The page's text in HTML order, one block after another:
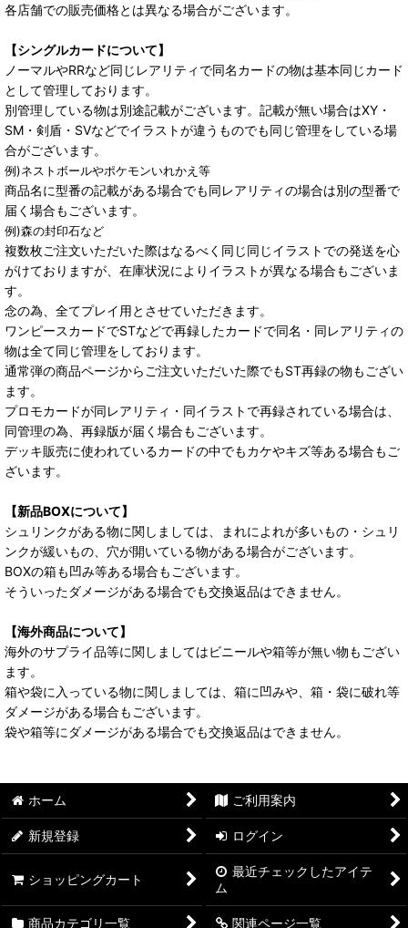
各店舗での販売価格とは異なる場合がございます。
【シングルカードについて】
ノーマルやRRなど同じレアリティで同名カードの物は基本同じカード
として管理しております。
別管理している物は別途記載がございます。記載が無い場合はXY・
SM・剣盾・SVなどでイラストが違うものでも同じ管理をしている場
合がございます。
例)ネストボールやポケモンいれかえ等
商品名に型番の記載がある場合でも同レアリティの場合は別の型番で
届く場合もございます。
例)森の封印石など
複数枚ご注文いただいた際はなるべく同じ同じイラストでの発送を心
がけておりますが、在庫状況によりイラストが異なる場合もございま
す。
念の為、全てプレイ用とさせていただきます。
ワンピースカードでSTなどで再録したカードで同名・同レアリティの
物は全て同じ管理をしております。
通常弾の商品ページからご注文いただいた際でもST再録の物もござい
ます。
プロモカードが同レアリティ・同イラストで再録されている場合は、
同管理の為、再録版が届く場合もございます。
デッキ販売に使われているカードの中でもカケやキズ等ある場合もご
ざいます。
【新品BOXについて】
シュリンクがある物に関しましては、まれによれが多いもの・シュリ
ンクが緩いもの、穴が開いている物がある場合がございます。
BOXの箱も凹み等ある場合もございます。
そういったダメージがある場合でも交換返品はできません。
【海外商品について】
海外のサプライ品等に関しましてはビニールや箱等が無い物もござい
ます。
箱や袋に入っている物に関しましては、箱に凹みや、箱・袋に破れ等
ダメージがある場合もございます。
袋や箱等にダメージがある場合でも交換返品はできません。
ホーム ご利用案内
新規登録 ログイン
ショッピングカート
最近チェックしたアイテ
ム
商品カテゴリ一覧 関連ページ一覧